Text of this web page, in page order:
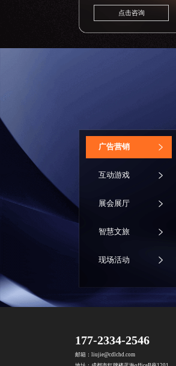
点击咨询
‌广告营销
互动游戏
展会展厅
智慧文旅
现场活动
177-2334-2546
邮箱：liujie@cdlchd.com